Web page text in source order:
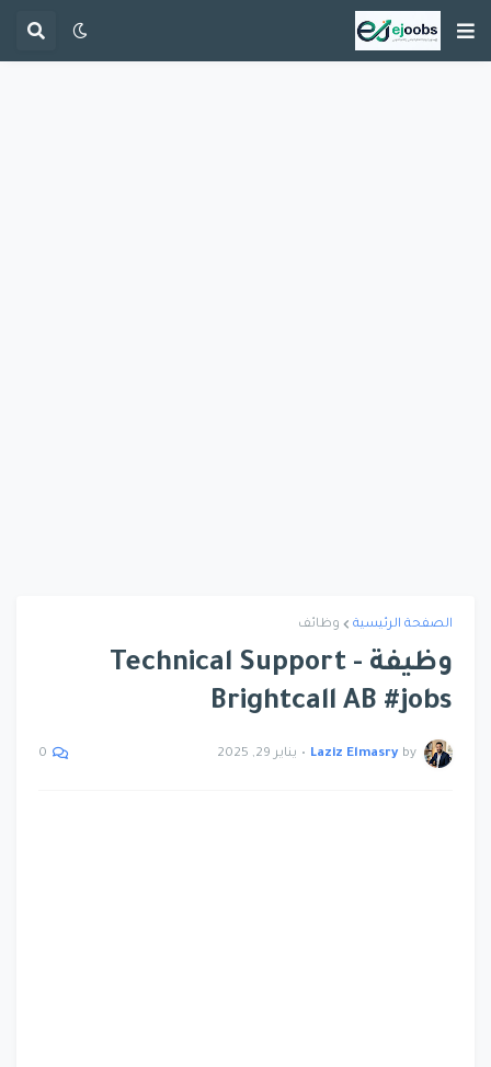
الصفحة الرئيسية وظائف
وظيفة Technical Support -
Brightcall AB #jobs
by
Laziz Elmasry
• يناير 29, 2025 0